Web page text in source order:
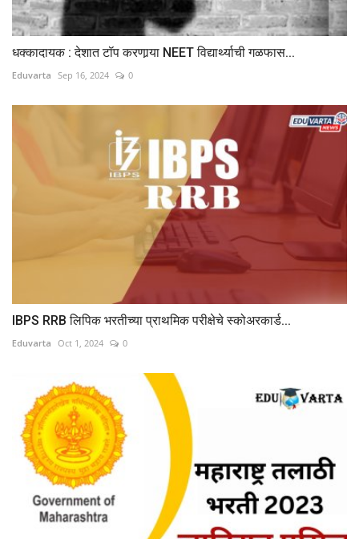
धक्कादायक : देशात टॉप करणार्‍या NEET विद्यार्थ्याची गळफास...
Eduvarta Sep 16, 2024 0
IBPS RRB लिपिक भरतीच्या प्राथमिक परीक्षेचे स्कोअरकार्ड...
Eduvarta Oct 1, 2024 0